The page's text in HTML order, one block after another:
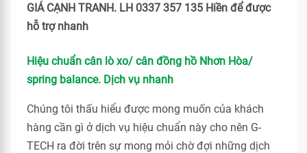
GIÁ CẠNH TRANH. LH 0337 357 135 Hiền để được
hỗ trợ nhanh
Hiệu chuẩn cân lò xo/ cân đồng hồ Nhơn Hòa/
spring balance. Dịch vụ nhanh
Chúng tôi thấu hiểu được mong muốn của khách
hàng cần gì ở dịch vụ hiệu chuẩn này cho nên G-
TECH ra đời trên sự mong mỏi chờ đợi những dịch